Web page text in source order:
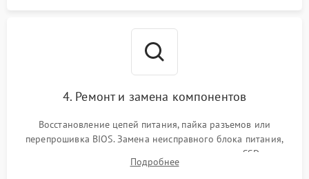
4. Ремонт и замена компонентов
Восстановление цепей питания, пайка разъемов или
перепрошивка BIOS. Замена неисправного блока питания,
видеокарты, процессора или установка нового SSD для
восстановления и повышения скорости работы системы.
Подробнее